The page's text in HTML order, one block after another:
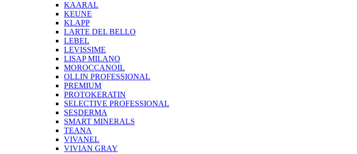
KAARAL
KEUNE
KLAPP
LARTE DEL BELLO
LEBEL
LEVISSIME
LISAP MILANO
MOROCCANOIL
OLLIN PROFESSIONAL
PREMIUM
PROTOKERATIN
SELECTIVE PROFESSIONAL
SESDERMA
SMART MINERALS
TEANA
VIVANEL
VIVIAN GRAY